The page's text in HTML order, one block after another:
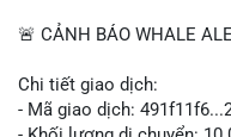
📰 Nguồn: Cointelegraph
🚨 CẢNH BÁO WHALE
Chi tiết giao dịch:
- Mã giao dịch: